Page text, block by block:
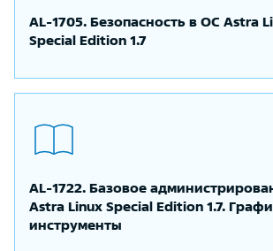
AL-1705. Безопасность в ОС Astra
Special Edition 1.7
AL-1722. Базовое
Astra Linux Special Edition 1.7.
инструменты